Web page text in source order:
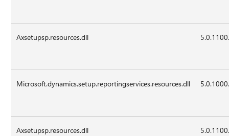
Axsetupsp.resources.dll
Microsoft.dynamics.setup.reportingservices.resources.dll
Axsetupsp.resources.dll